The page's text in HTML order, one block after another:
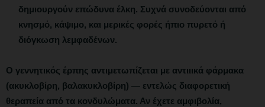
δημιουργούν επώδυνα έλκη. Συχνά συνοδεύονται από
κνησμό, κάψιμο, και μερικές φορές ήπιο πυρετό ή
διόγκωση λεμφαδένων.
Ο γεννητικός έρπης αντιμετωπίζεται με αντιιικά φάρμακα
(ακυκλοβίρη, βαλακυκλοβίρη) — εντελώς διαφορετική
θεραπεία από τα κονδυλώματα. Αν έχετε αμφιβολία,